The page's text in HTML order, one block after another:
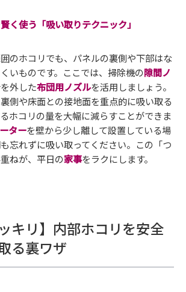
く使う「吸い取りテクニック」
のホコリでも、パネルの裏側や下部はな
いものです。ここでは、掃除機の隙間ノ
外した布団用ノズルを活用しましょう。
側や床面との接地面を重点的に吸い取る
ホコリの量を大幅に減らすことができま
ターを壁から少し離して設置している場
忘れずに吸い取ってください。この「つ
ねが、平日の家事をラクにします。
キリ】内部ホコリを安全
る裏ワザ